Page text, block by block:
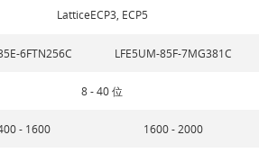
LatticeECP3, ECP5
6FTN256C LFE5UM-85F-7MG381C
8 - 40 位
- 1600 1600 - 2000